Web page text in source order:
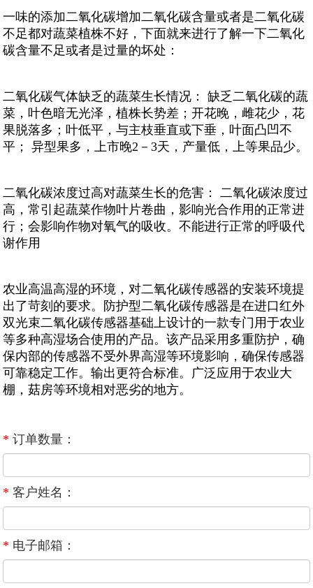
一味的添加二氧化碳增加二氧化碳含量或者是二氧化碳
不足都对蔬菜植株不好，下面就来进行了解一下二氧化
碳含量不足或者是过量的坏处：
二氧化碳气体缺乏的蔬菜生长情况： 缺乏二氧化碳的蔬
菜，叶色暗无光泽，植株长势差；开花晚，雌花少，花
果脱落多；叶低平，与主枝垂直或下垂，叶面凸凹不
平； 异型果多，上市晚2－3天，产量低，上等果品少。
二氧化碳浓度过高对蔬菜生长的危害： 二氧化碳浓度过
高，常引起蔬菜作物叶片卷曲，影响光合作用的正常进
行；会影响作物对氧气的吸收。不能进行正常的呼吸代
谢作用
农业高温高湿的环境，对二氧化碳传感器的安装环境提
出了苛刻的要求。防护型二氧化碳传感器是在进口红外
双光束二氧化碳传感器基础上设计的一款专门用于农业
等多种高湿场合使用的产品。该产品采用多重防护，确
保内部的传感器不受外界高湿等环境影响，确保传感器
可靠稳定工作。输出更符合标准。广泛应用于农业大
棚，菇房等环境相对恶劣的地方。
* 订单数量：
* 客户姓名：
* 电子邮箱：